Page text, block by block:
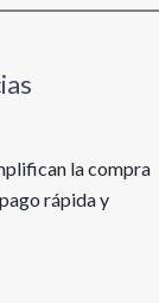
la compra
rápida y